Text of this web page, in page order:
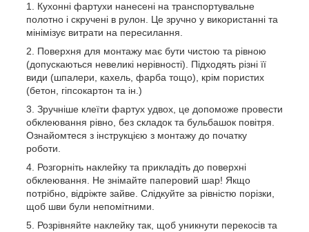
Кухонні фартухи нанесені на транспортувальне
полотно і скручені в рулон. Це зручно у використанні та
мінімізує витрати на пересилання.
Поверхня для монтажу має бути чистою та рівною
(допускаються невеликі нерівності). Підходять різні її
види (шпалери, кахель, фарба тощо), крім пористих
(бетон, гіпсокартон та ін.)
Зручніше клеїти фартух удвох, це допоможе провести
обклеювання рівно, без складок та бульбашок повітря.
Ознайомтеся з інструкцією з монтажу до початку
роботи.
Розгорніть наклейку та прикладіть до поверхні
обклеювання. Не знімайте паперовий шар! Якщо
потрібно, відріжте зайве. Слідкуйте за рівністю порізки,
щоб шви були непомітними.
Розрівняйте наклейку так, щоб уникнути перекосів та